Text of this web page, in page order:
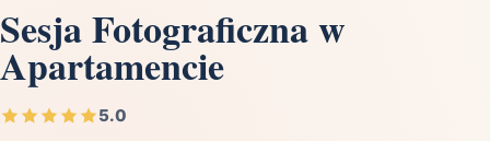
Sesja Fotograficzna w
Apartamencie
5.0